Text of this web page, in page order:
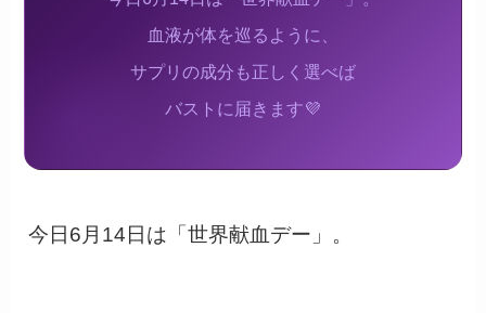
血液が体を巡るように、
サプリの成分も正しく選べば
バストに届きます💜
今日6月14日は「世界献血デー」。